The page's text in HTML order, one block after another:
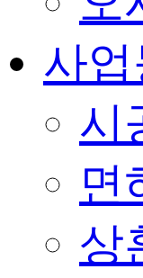
사업
시
면
상